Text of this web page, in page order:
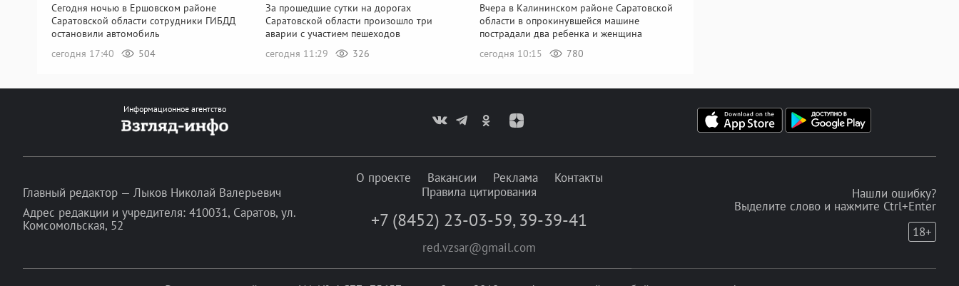
Сегодня ночью в Ершовском районе
Саратовской области сотрудники ГИБДД
остановили автомобиль
сегодня 17:40
504
За прошедшие сутки на дорогах
Саратовской области произошло три
аварии с участием пешеходов
сегодня 11:29
326
Вчера в Калининском районе Саратовской
области в опрокинувшейся машине
пострадали два ребенка и женщина
сегодня 10:15
780
Информационное агентство
Главный редактор — Лыков Николай Валерьевич
Адрес редакции и учредителя: 410031, Саратов, ул.
Комсомольская, 52
О проекте Вакансии Реклама
Контакты
Правила цитирования
+7 (8452) 23-03-59, 39-39-41
red.vzsar@gmail.com
Нашли ошибку?
Выделите слово и нажмите Ctrl+Enter
18+